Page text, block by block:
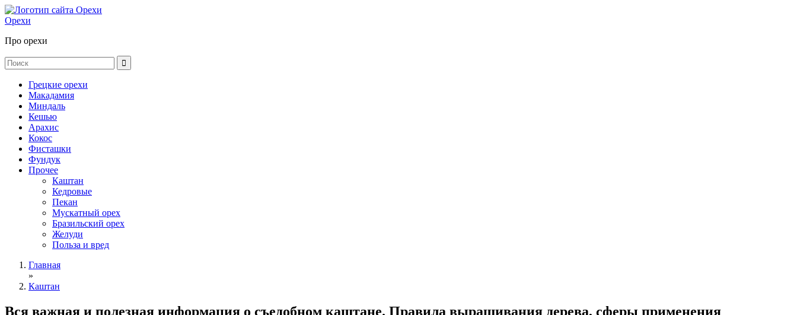
Орехи
Про орехи
Грецкие орехи
Макадамия
Миндаль
Кешью
Арахис
Кокос
Фисташки
Фундук
Прочее
Каштан
Кедровые
Пекан
Мускатный орех
Бразильский орех
Желуди
Польза и вред
Главная
»
Каштан
Вся важная и полезная информация о съедобном каштане. Правила выращивания дерева, сферы применения